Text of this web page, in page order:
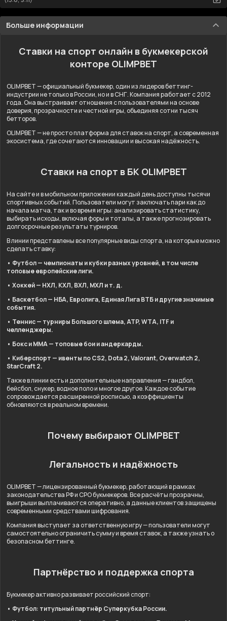
Больше информации
Ставки на спорт онлайн в букмекерской
конторе OLIMPBET
OLIMPBET — официальный букмекер, один из лидеров беттинг-
индустрии не только в России, но и в СНГ. Компания работает с 2012
года. Она выстраивает отношения с пользователями на основе
доверия, прозрачности и честной игры, объединяя сотни тысяч
бетторов.
OLIMPBET — не просто платформа для ставок на спорт, а современная
экосистема, где сочетаются инновации и высокая надёжность.
Ставки на спорт в БК OLIMPBET
На сайте и в мобильном приложении каждый день доступны тысячи
спортивных событий. Пользователи могут заключать пари как до
начала матча, так и во время игры: анализировать статистику,
выбирать исходы, включая форы и тоталы, а также прогнозировать
долгосрочные результаты турниров.
В линии представлены все популярные виды спорта, на которые можно
сделать ставку:
• Футбол — чемпионаты и кубки разных уровней, в том числе
топовые европейские лиги.
• Хоккей — НХЛ, КХЛ, ВХЛ, МХЛ и т. д.
• Баскетбол — НБА, Евролига, Единая Лига ВТБ и другие значимые
события.
• Теннис — турниры Большого шлема, ATP, WTA, ITF и
челленджеры.
• Бокс и ММА — топовые бои и андеркарды.
• Киберспорт — ивенты по CS2, Dota 2, Valorant, Overwatch 2,
StarCraft 2.
Также в линии есть и дополнительные направления — гандбол,
бейсбол, снукер, водное поло и многое другое. Каждое событие
сопровождается расширенной росписью, а коэффициенты
обновляются в реальном времени.
Почему выбирают OLIMPBET
Легальность и надёжность
OLIMPBET — лицензированный букмекер, работающий в рамках
законодательства РФ и СРО букмекеров. Все расчёты прозрачны,
выигрыши выплачиваются оперативно, а данные клиентов защищены
современными средствами шифрования.
Компания выступает за ответственную игру — пользователи могут
самостоятельно ограничить сумму и время ставок, а также узнать о
безопасном беттинге.
Партнёрство и поддержка спорта
Букмекер активно развивает российский спорт:
• Футбол: титульный партнёр Суперкубка России.